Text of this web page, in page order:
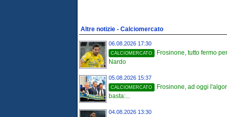
Altre notizie - Calciomercato
06.08.2026 17:30
CALCIOMERCATO
Frosinone, tutto fermo
Nardo
05.08.2026 15:37
CALCIOMERCATO
Frosinone, ad oggi
basta:...
04.08.2026 13:30